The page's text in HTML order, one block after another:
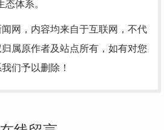
体系。
网，内容均来自于互联网，不代
属原作者及站点所有，如有对您
们予以删除！